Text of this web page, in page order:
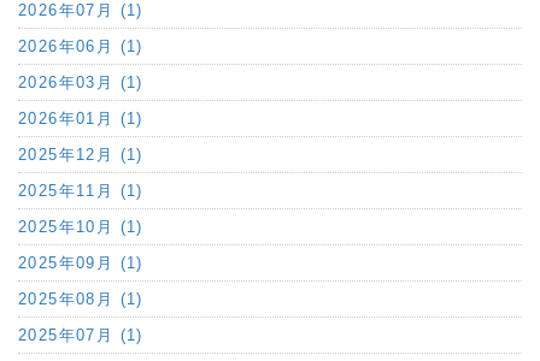
2026年07月 (1)
2026年06月 (1)
2026年03月 (1)
2026年01月 (1)
2025年12月 (1)
2025年11月 (1)
2025年10月 (1)
2025年09月 (1)
2025年08月 (1)
2025年07月 (1)